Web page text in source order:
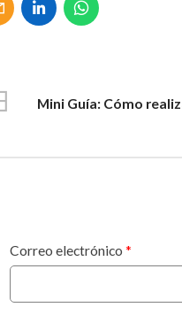
Mini Guía: Cómo
Correo electrónico